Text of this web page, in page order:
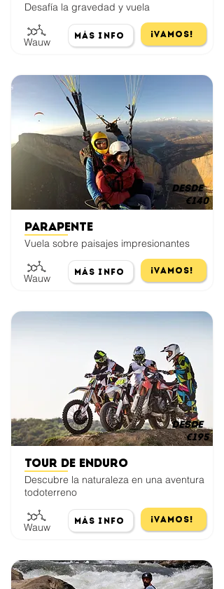
Desafía la gravedad y vuela
Wauw
Más Info ¡Vamos!
Parapente
Vuela sobre paisajes impresionantes
Wauw
Más Info ¡Vamos!
€140
desde
Tour de enduro
Descubre la naturaleza en una aventura
todoterreno
Wauw
Más Info ¡Vamos!
€195
desde